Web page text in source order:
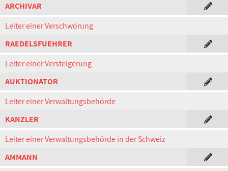
ARCHIVAR
Leiter einer Verschwörung
RAEDELSFUEHRER
Leiter einer Versteigerung
AUKTIONATOR
Leiter einer Verwaltungsbehörde
KANZLER
Leiter einer Verwaltungsbehörde in der Schweiz
AMMANN